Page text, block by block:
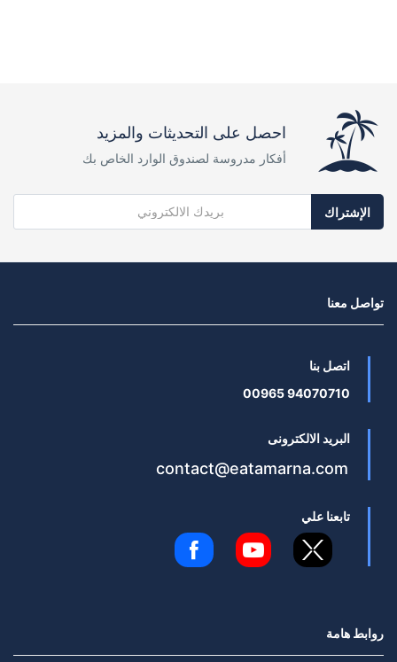
احصل على التحديثات والمزيد
أفكار مدروسة لصندوق الوارد الخاص بك
الإشتراك
تواصل معنا
اتصل بنا
94070710 00965
البريد الالكترونى
contact@eatamarna.com
تابعنا علي
روابط هامة